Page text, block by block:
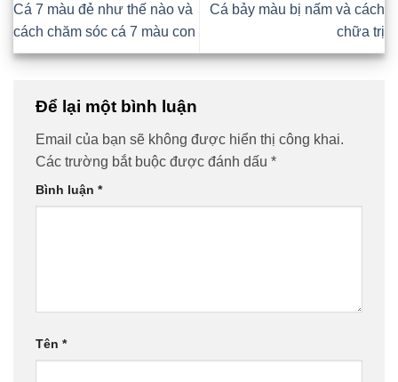
Cá 7 màu đẻ như thế nào và
cách chăm sóc cá 7 màu con
Cá bảy màu bị nấm và cách
chữa trị
Để lại một bình luận
Email của bạn sẽ không được hiển thị công khai.
Các trường bắt buộc được đánh dấu *
Bình luận *
Tên *